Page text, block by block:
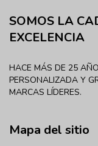
SOMOS LA
EXCELENCIA
HACE MÁS DE 25
PERSONALIZADA Y
MARCAS LÍDERES.
Mapa del sitio